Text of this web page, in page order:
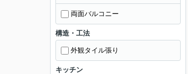
両面バルコニー
構造・工法
外観タイル張り
キッチン